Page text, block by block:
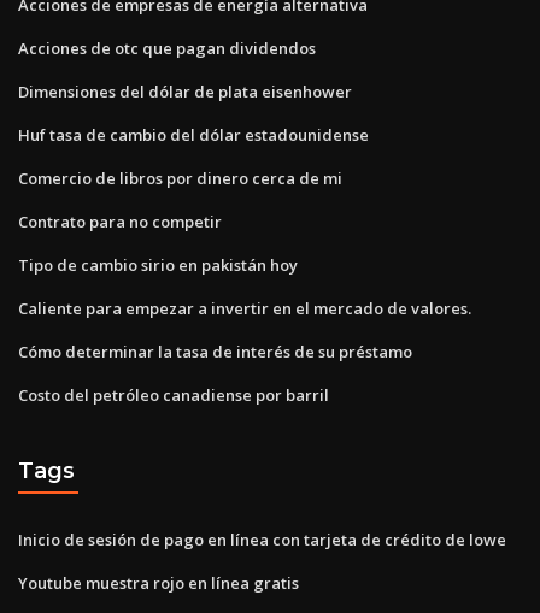
Acciones de empresas de energía alternativa
Acciones de otc que pagan dividendos
Dimensiones del dólar de plata eisenhower
Huf tasa de cambio del dólar estadounidense
Comercio de libros por dinero cerca de mi
Contrato para no competir
Tipo de cambio sirio en pakistán hoy
Caliente para empezar a invertir en el mercado de valores.
Cómo determinar la tasa de interés de su préstamo
Costo del petróleo canadiense por barril
Tags
Inicio de sesión de pago en línea con tarjeta de crédito de lowe
Youtube muestra rojo en línea gratis